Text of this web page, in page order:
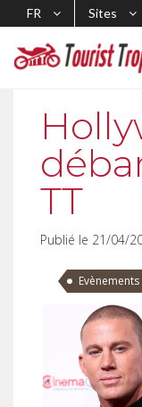
FR Sites
TT
Publié le 21/04/
Evènements